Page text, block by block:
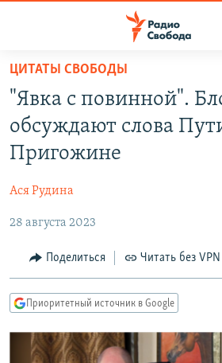
упрощенного
доступа
Вернуться
основному
Вернутся
навигации
Вернутся
поиску
ПРОГРАММЫ
ПОДКАСТЫ
АВТОРСКИЕ ПРОЕКТЫ
МНЕНИЯ
КУЛЬТУРА
IDEL.РЕАЛИИ
СЕВЕР.РЕАЛИИ
СИБИРЬ.РЕАЛИИ
ЦИТАТЫ СВОБОДЫ
"Явка с повинной".
обсуждают слова
Пригожине
Ася Рудина
28 августа 2023
Поделиться Читать без VPN
Приоритетный источник в Google